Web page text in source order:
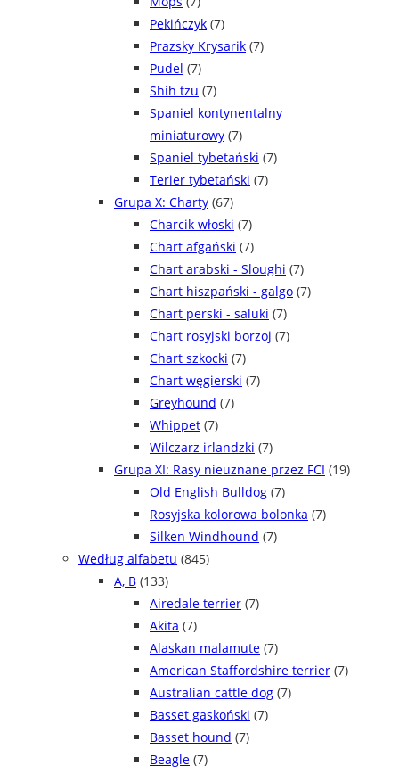
Pekińczyk (7)
Prazsky Krysarik (7)
Pudel (7)
Shih tzu (7)
Spaniel kontynentalny
miniaturowy (7)
Spaniel tybetański (7)
Terier tybetański (7)
Grupa X: Charty (67)
Charcik włoski (7)
Chart afgański (7)
Chart arabski - Sloughi (7)
Chart hiszpański - galgo (7)
Chart perski - saluki (7)
Chart rosyjski borzoj (7)
Chart szkocki (7)
Chart węgierski (7)
Greyhound (7)
Whippet (7)
Wilczarz irlandzki (7)
Grupa XI: Rasy nieuznane przez FCI (19)
Old English Bulldog (7)
Rosyjska kolorowa bolonka (7)
Silken Windhound (7)
Według alfabetu (845)
A, B (133)
Airedale terrier (7)
Akita (7)
Alaskan malamute (7)
American Staffordshire terrier (7)
Australian cattle dog (7)
Basset gaskoński (7)
Basset hound (7)
Beagle (7)